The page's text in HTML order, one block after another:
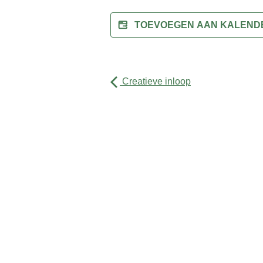
TOEVOEGEN AAN
Creatieve inloop